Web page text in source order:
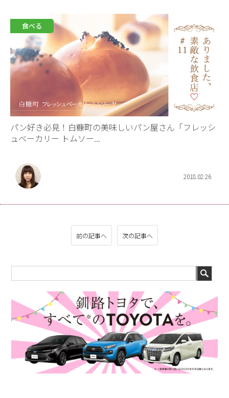
食べる
パン好き必見！白糠町の美味しいパン屋さん「フレッシ
ュベーカリー トムソー...
2018.02.26
前の記事へ 次の記事へ